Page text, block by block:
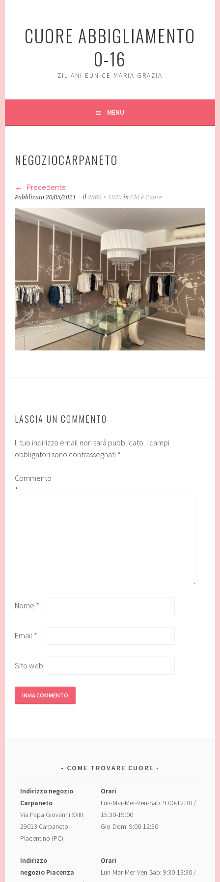
contenutoCUORE ABBIGLIAMENTO
0-16
ZILIANI EUNICE MARIA GRAZIA
MENU
NEGOZIOCARPANETO
Precedente
Pubblicato20/05/2021 il2560 × 1920 inChi è Cuore
LASCIA UN COMMENTO
Il tuo indirizzo email non sarà pubblicato. I campi
obbligatori sono contrassegnati *
Commento
*
Nome *
Email *
Sito web
COME TROVARE CUORE
Indirizzo negozio
Carpaneto
Via Papa Giovanni XXIII
29013 Carpaneto
Piacentino (PC)
Orari
Lun-Mar-Mer-Ven-Sab: 9:00-12:30 /
15:30-19:00
Gio-Dom: 9:00-12:30
Indirizzo
negozio Piacenza
Orari
Lun-Mar-Mer-Ven-Sab: 9:30-13:30 /